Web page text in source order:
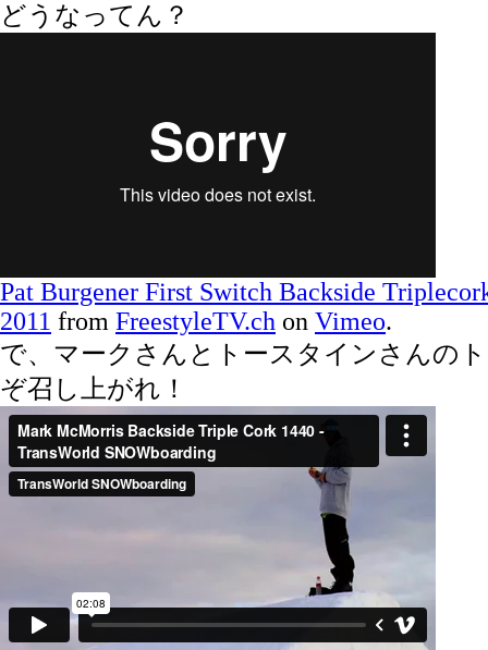
どうなってん？
Pat Burgener First Switch Backside
2011 from FreestyleTV.ch on Vimeo.
で、マークさんとトースタインさんの
ぞ召し上がれ！